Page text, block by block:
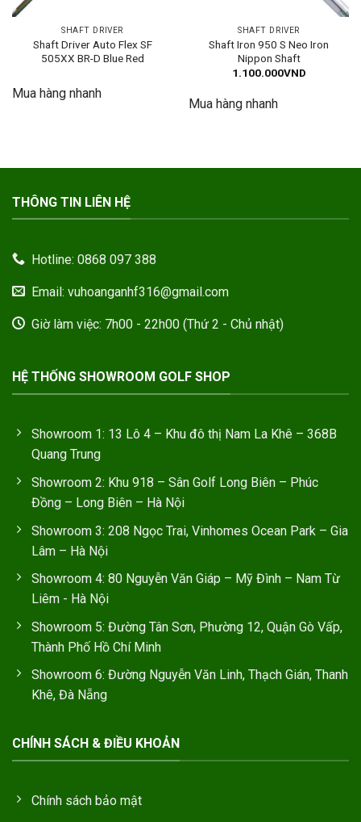
SHAFT DRIVER
Shaft Driver Auto Flex SF
505XX BR-D Blue Red
Mua hàng nhanh
SHAFT DRIVER
Shaft Iron 950 S Neo Iron
Nippon Shaft
1.100.000VND
Mua hàng nhanh
THÔNG TIN LIÊN HỆ
Hotline: 0868 097 388
Email: vuhoanganhf316@gmail.com
Giờ làm việc: 7h00 - 22h00 (Thứ 2 - Chủ nhật)
HỆ THỐNG SHOWROOM GOLF SHOP
Showroom 1: 13 Lô 4 – Khu đô thị Nam La Khê – 368B
Quang Trung
Showroom 2: Khu 918 – Sân Golf Long Biên – Phúc
Đồng – Long Biên – Hà Nội
Showroom 3: 208 Ngọc Trai, Vinhomes Ocean Park – Gia
Lâm – Hà Nội
Showroom 4: 80 Nguyễn Văn Giáp – Mỹ Đình – Nam Từ
Liêm - Hà Nội
Showroom 5: Đường Tân Sơn, Phường 12, Quận Gò Vấp,
Thành Phố Hồ Chí Minh
Showroom 6: Đường Nguyễn Văn Linh, Thạch Gián, Thanh
Khê, Đà Nẵng
CHÍNH SÁCH & ĐIỀU KHOẢN
Chính sách bảo mật